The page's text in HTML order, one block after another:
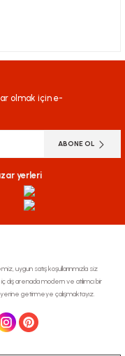
olmak için e-
ABONE OL
yerleri
uygun satış koşullarınmızla siz
arenada modern ve atılımcı bir
yerine getirmeye çalışmaktayız.